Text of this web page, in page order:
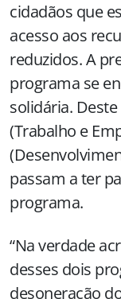
cidadãos que
acesso aos
reduzidos. A
programa se
solidária.
(Trabalho e
passam a ter
programa.
“Na verdade
desses dois
desoneração